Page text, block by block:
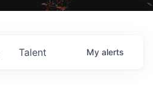
Talent My alerts